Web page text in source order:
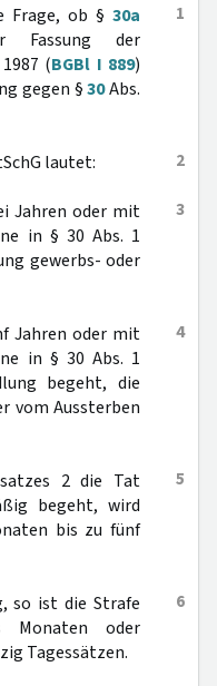
1
Frage, ob § 30a
Fassung der
(BGBl I 889)
gegen §30Abs.
2
lautet:
3
Jahren oder mit
in § 30 Abs. 1
gewerbs- oder
4
Jahren oder mit
in § 30 Abs. 1
begeht, die
vom Aussterben
5
2 die Tat
begeht, wird
bis zu fünf
6
so ist die Strafe
Monaten oder
Tagessätzen.